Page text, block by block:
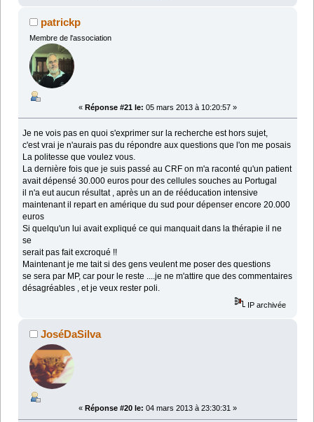
patrickp
Membre de l'association
« Réponse #21 le: 05 mars 2013 à 10:20:57 »
Je ne vois pas en quoi s'exprimer sur la recherche est hors sujet,
c'est vrai je n'aurais pas du répondre aux questions que l'on me posais
La politesse que voulez vous.
La dernière fois que je suis passé au CRF on m'a raconté qu'un patient
avait dépensé 30.000 euros pour des cellules souches au Portugal
il n'a eut aucun résultat , après un an de rééducation intensive
maintenant il repart en amérique du sud pour dépenser encore 20.000
euros
Si quelqu'un lui avait expliqué ce qui manquait dans la thérapie il ne
se
serait pas fait excroqué !!
Maintenant je me tait si des gens veulent me poser des questions
se sera par MP, car pour le reste ....je ne m'attire que des commentaires
désagréables , et je veux rester poli.
IP archivée
JoséDaSilva
« Réponse #20 le: 04 mars 2013 à 23:30:31 »